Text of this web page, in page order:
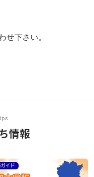
せ下さい。
情報